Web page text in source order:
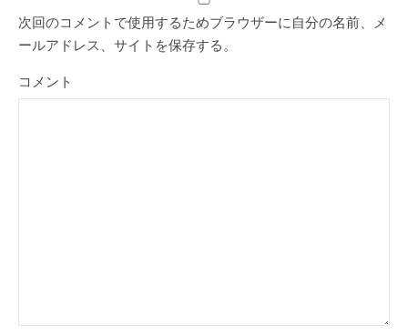
次回のコメントで使用するためブラウザーに自分の名前、メ
ールアドレス、サイトを保存する。
コメント